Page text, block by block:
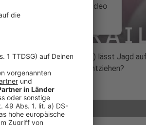
Service zu, um dieses Video
anzusehen.
Akzeptieren
Consent Management
Platform
Skoll (Ray Stevenson) lässt Jagd
die Kriegerinnen dem entziehen?